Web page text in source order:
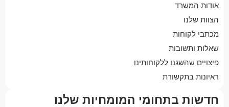
אודות המשרד
הצוות שלנו
מכתבי לקוחות
שאלות ותשובות
פיצויים שהשגנו ללקוחותינו
ראיונות בתקשורת
חדשות בתחומי המומחיות שלנו